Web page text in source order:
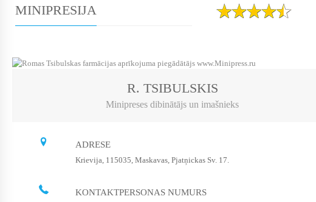
MINIPRESIJA
R. TSIBULSKIS
Minipreses dibinātājs un imašnieks
ADRESE
Krievija, 115035, Maskavas, Pjatņickas Sv. 17.
KONTAKTPERSONAS NUMURS